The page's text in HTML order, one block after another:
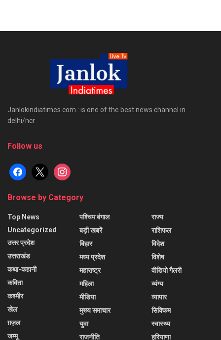
Janlokindiatimes.com : is one of the best news channel in
delhi/ncr
Follow us
facebook
x instagram
Browse by Category
Top News
Uncategorized
उत्तर प्रदेश
उत्तराखंड
कथा-कहानी
कविता
कश्मीर
खेल
ग़ज़ल
जम्मू
पश्चिम बंगाल
बड़ी खबरें
बिहार
मध्य प्रदेश
महाराष्ट्र
महिला
मीडिया
मुख्य समाचार
युवा
राजनीति
राज्य
राशिफल
विदेश
विशेष
वीडियो गैलरी
व्यंग्य
व्यापार
सिक्किम
स्वास्थ्य
हरियाणा